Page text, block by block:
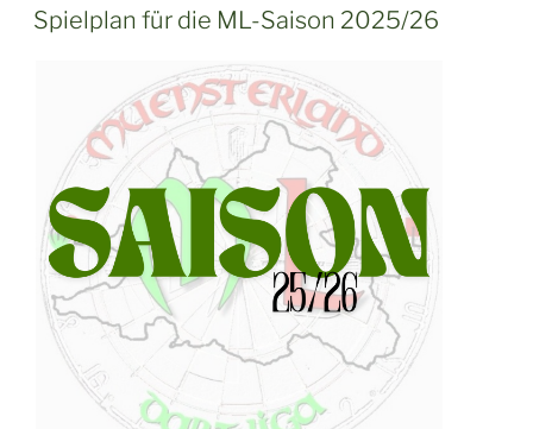
AM
Spielplan für die ML-Saison 2025/26